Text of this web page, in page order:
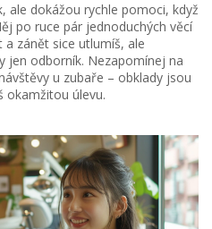
ale dokážou rychle pomoci, když
po ruce pár jednoduchých věcí
zánět sice utlumíš, ale
jen odborník. Nezapomínej na
u zubaře – obklady jsou
okamžitou úlevu.